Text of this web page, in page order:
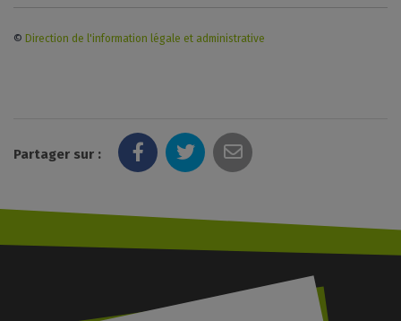
© Direction de l'information légale et administrative
Partager sur :